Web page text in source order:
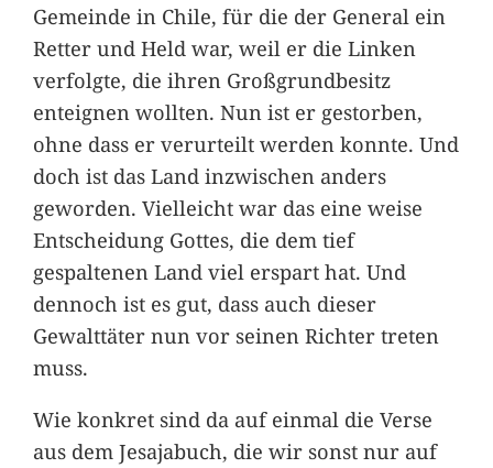
Gemeinde in Chile, für die der General ein
Retter und Held war, weil er die Linken
verfolgte, die ihren Großgrundbesitz
enteignen wollten. Nun ist er gestorben,
ohne dass er verurteilt werden konnte. Und
doch ist das Land inzwischen anders
geworden. Vielleicht war das eine weise
Entscheidung Gottes, die dem tief
gespaltenen Land viel erspart hat. Und
dennoch ist es gut, dass auch dieser
Gewalttäter nun vor seinen Richter treten
muss.
Wie konkret sind da auf einmal die Verse
aus dem Jesajabuch, die wir sonst nur auf